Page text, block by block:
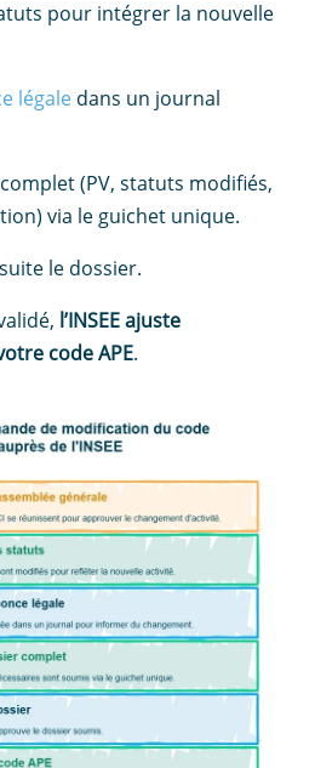
pour intégrer la nouvelle
légale dans un journal
(PV, statuts modifiés,
via le guichet unique.
le dossier.
l’INSEE ajuste
code APE.